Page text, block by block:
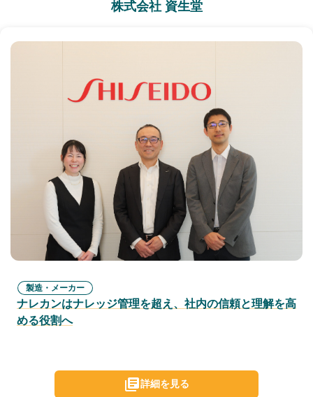
株式会社 資生堂
製造・メーカー
ナレカンはナレッジ管理を超え、社内の信頼と理解を高
める役割へ
詳細を見る